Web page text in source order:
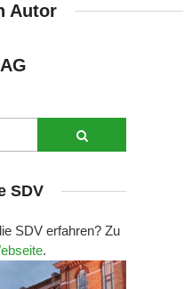
Autor
SDV
SDV erfahren? Zu
.